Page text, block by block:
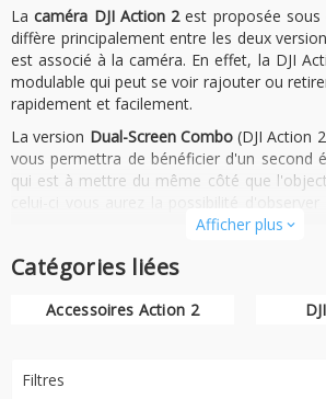
Lacaméra DJI Action 2est proposée sous
diffère principalement entre les deux
est associé à la caméra. En effet, la DJI
modulable qui peut se voir rajouter ou
rapidement et facilement.
La version Dual-Screen Combo(DJI Action
vous permettra de bénéficier d'un second
qui est à mettre du même côté que
caméra lorsque vous êtes en mode selfie.
directement à travers la caméra.
Avec la DJI Action 2 Power Combo
, vous
d'alimentation qui vous permettra de
Afficher plus expand_more
Catégories liées
Accessoires Action 2
Filtres